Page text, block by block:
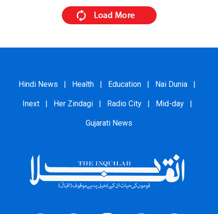
Hindi News Health Education Nai Dunia
Inext Her Zindagi Radio City Mid-day
Gujarati News